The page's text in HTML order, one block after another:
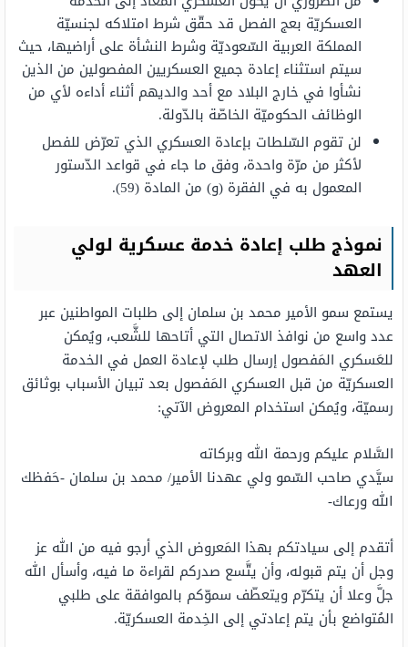
العسكريّة بعج الفصل قد حقّق شرط امتلاكه لجنسيّة
المملكة العربية السّعوديّة وشرط النشأة على أراضيها، حيث
سيتم استثناء إعادة جميع العسكريين المفصولين من الذين
نشأوا في خارج البلاد مع أحد والديهم أثناء أداءه لأي من
الوظائف الحكوميّة الخاصّة بالدّولة.
لن تقوم السّلطات بإعادة العسكري الذي تعرّض للفصل
لأكثر من مرّة واحدة، وفق ما جاء في قواعد الدّستور
المعمول به في الفقرة (و) من المادة (59).
نموذج طلب إعادة خدمة عسكرية لولي
العهد
يستمع سمو الأمير محمد بن سلمان إلى طلبات المواطنين عبر
عدد واسع من نوافذ الاتصال التي أتاحها للشَّعب، ويُمكن
للعَسكري المَفصول إرسال طلب لإعادة العمل في الخدمة
العسكريّة من قبل العسكري المَفصول بعد تبيان الأسباب بوثائق
رسميّة، ويُمكن استخدام المعروض الآتي:
السَّلام عليكم ورحمة الله وبركاته
سيَّدي صاحب السّمو ولي عهدنا الأمير/ محمد بن سلمان -حَفظك
الله ورعاك-
أتقدم إلى سيادتكم بهذا المَعروض الذي أرجو فيه من الله عز
وجل أن يتم قبوله، وأن يتَّسع صدركم لقراءة ما فيه، وأسأل الله
جلَّ وعلا أن يتكرّم ويتعطّف سموّكم بالموافقة على طلبي
المُتواضع بأن يتم إعادتي إلى الخِدمة العسكريّة.